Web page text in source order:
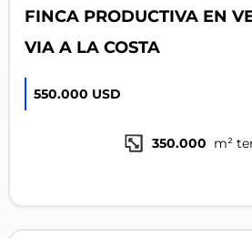
FINCA PRODUCTIVA EN
VIA A LA COSTA
550.000 USD
350.000 m²